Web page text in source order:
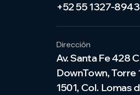
+52 55 1327-8943
Dirección
Av. Santa Fe 428
DownTown, Torre
1501, Col. Lomas